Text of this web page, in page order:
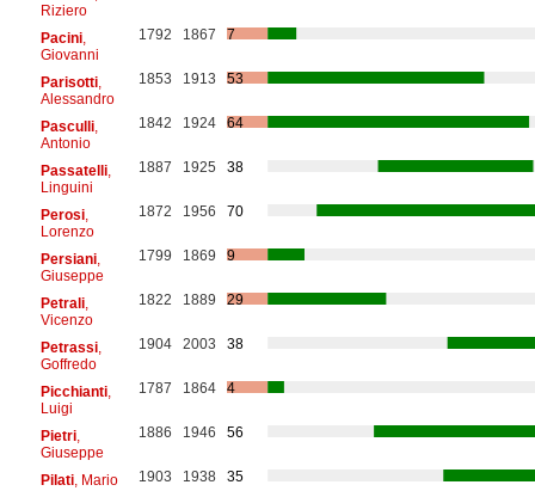
Riziero
Pacini,
Giovanni
1792 1867 7
Parisotti,
Alessandro
1853 1913 53
Pasculli,
Antonio
1842 1924 64
Passatelli,
Linguini
1887 1925 38
Perosi,
Lorenzo
1872 1956 70
Persiani,
Giuseppe
1799 1869 9
Petrali,
Vicenzo
1822 1889 29
Petrassi,
Goffredo
1904 2003 38
Picchianti,
Luigi
1787 1864 4
Pietri,
Giuseppe
1886 1946 56
Pilati, Mario 1903 1938
35